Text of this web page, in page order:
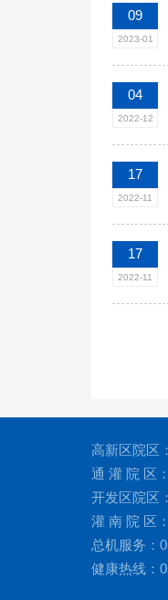
09
2023-01
04
2022-12
17
2022-11
17
2022-11
高新区院区
通 灌 院 区
开发区院区
灌 南 院 区
总机服务：
健康热线：